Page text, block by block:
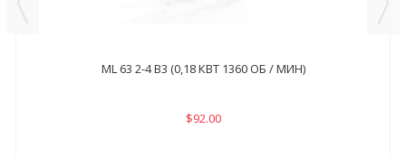
ML 63 2-4 B3 (0,18 КВТ 1360 ОБ / МИН)
$92.00